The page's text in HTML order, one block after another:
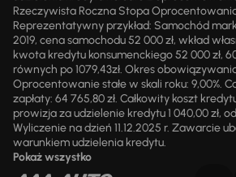
Rzeczywista Roczna Stopa Oprocentowania
Reprezentatywny przykład: Samochód
2019, cena samochodu 52 000 zł, wkład
kwota kredytu konsumenckiego 52 000 zł,
równych po 1079,43zł. Okres
Oprocentowanie stałe w skali roku: 9,00%.
zapłaty: 64 765,80 zł. Całkowity koszt
prowizja za udzielenie kredytu 1 040,00 zł,
Wyliczenie na dzień 11.12.2025 r. Zawarcie
warunkiem udzielenia kredytu.
Pokaż wszystko